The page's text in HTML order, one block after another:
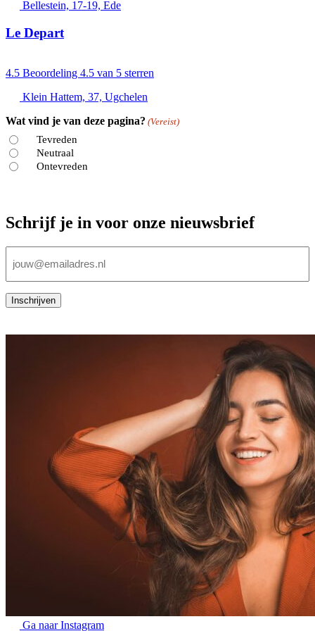
Bellestein, 17-19, Ede
Le Depart
4.5 Beoordeling 4.5 van 5 sterren
Klein Hattem, 37, Ugchelen
Wat vind je van deze pagina? (Vereist)
Tevreden
Neutraal
Ontevreden
Schrijf je in voor onze nieuwsbrief
mailadres
Inschrijven
Ga naar Instagram